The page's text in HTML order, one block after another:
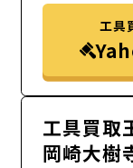
工具
工具買取
岡崎大樹